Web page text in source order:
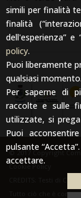
© 2017 Copyright
Cookie Policy
CREDITS: Testi di
Tutto ciò che è
simili per finalità
finalità
dell'esperienza” e
policy.
Puoi liberamente
qualsiasi momento.
Per saperne di
raccolte e sulle
utilizzate, si
Puoi
pulsante
accettare.